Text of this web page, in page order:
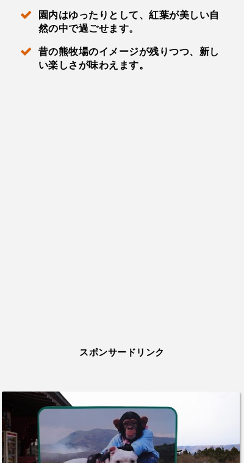
園内はゆったりとして、紅葉が美しい自
然の中で過ごせます。
昔の熊牧場のイメージが残りつつ、新し
い楽しさが味わえます。
スポンサードリンク